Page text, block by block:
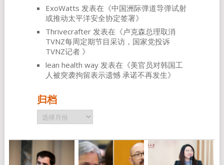
ExoWatts 发表在《中国洲际弹道导弹试射
或推动太平洋安全协定签署》
Thrivecrafter发表在《卢克森总理取消
TVNZ每周定期节目采访，国家党投诉
TVNZ记者 》
lean health way发表在《美官员对韩国工
人被突袭拘留表示遗憾 承诺不再发生》
归档
归
档